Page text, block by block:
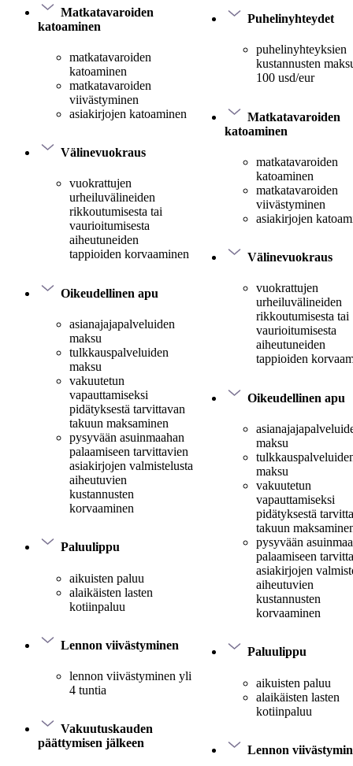
Matkatavaroiden
katoaminen
matkatavaroiden
katoaminen
matkatavaroiden
viivästyminen
asiakirjojen katoaminen
Välinevuokraus
vuokrattujen
urheiluvälineiden
rikkoutumisesta tai
vaurioitumisesta
aiheutuneiden
tappioiden korvaaminen
Oikeudellinen apu
asianajajapalveluiden
maksu
tulkkauspalveluiden
maksu
vakuutetun
vapauttamiseksi
pidätyksestä tarvittavan
takuun maksaminen
pysyvään asuinmaahan
palaamiseen tarvittavien
asiakirjojen valmistelusta
aiheutuvien
kustannusten
korvaaminen
Paluulippu
aikuisten paluu
alaikäisten lasten
kotiinpaluu
Lennon viivästyminen
lennon viivästyminen yli
4 tuntia
Vakuutuskauden
päättymisen jälkeen
Puhelinyhteydet
puhelinyhteyksien
kustannusten
100 usd/eur
Matkatavaroiden
katoaminen
matkatavaroiden
katoaminen
matkatavaroiden
viivästyminen
asiakirjojen
Välinevuokraus
vuokrattujen
urheiluvälineiden
rikkoutumisesta tai
vaurioitumisesta
aiheutuneiden
tappioiden
Oikeudellinen apu
maksu
maksu
vakuutetun
vapauttamiseksi
pidätyksestä
takuun
pysyvään
palaamiseen
asiakirjojen
aiheutuvien
kustannusten
korvaaminen
Paluulippu
aikuisten paluu
alaikäisten lasten
kotiinpaluu
Lennon